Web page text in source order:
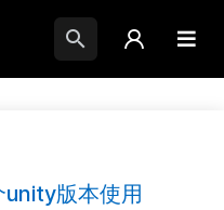
版本使用